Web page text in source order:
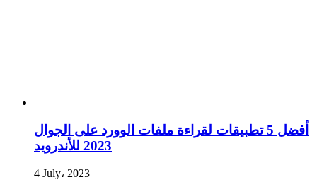
أفضل 5 تطبيقات لقراءة ملفات الوورد على الجوال
2023 للأندرويد
4 July، 2023